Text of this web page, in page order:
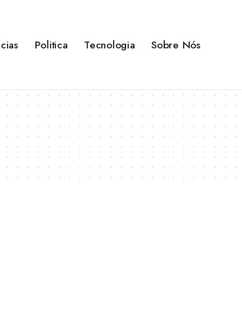
Politica Tecnologia Sobre Nós